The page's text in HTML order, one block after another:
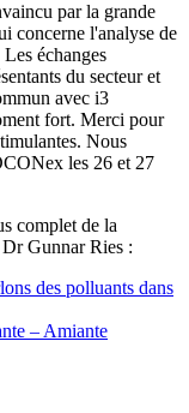
par la grande
concerne l'analyse de
échanges
du secteur et
avec i3
fort. Merci pour
Nous
les 26 et 27
complet de la
Gunnar Ries :
des polluants dans
– Amiante